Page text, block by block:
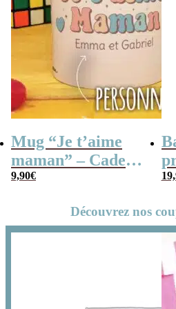
Mug “Je t’aime
maman” – Cadeau
personnalisable
9,90€
Découvrez nos